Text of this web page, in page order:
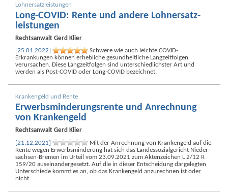
Lohnersatz­leistungen
Long-COVID: Rente und andere Lohnersatz­
leistungen
Rechtsanwalt Gerd Klier
[25.01.2022]
Schwere wie auch leichte COVID-
Erkrankungen können erhebliche gesundheitliche Langzeit­folgen
verursachen. Diese Langzeit­folgen sind unterschiedlichster Art und
werden als Post-COVID oder Long-COVID bezeichnet.
Krankengeld und Rente
Erwerbs­minderungs­rente und Anrechnung
von Krankengeld
Rechtsanwalt Gerd Klier
[21.12.2021]
Mit der Anrechnung von Krankengeld auf die
Rente wegen Erwerbs­minderung hat sich das Landes­sozial­gericht Nieder­
sachsen-Bremen im Urteil vom 23.09.2021 zum Akten­zeichen L 2/12 R
159/20 auseinandergesetzt. Auf die in dieser Ent­scheidung dargelegten
Unterschiede kommt es an, ob das Krankengeld anzurechnen ist oder
nicht.